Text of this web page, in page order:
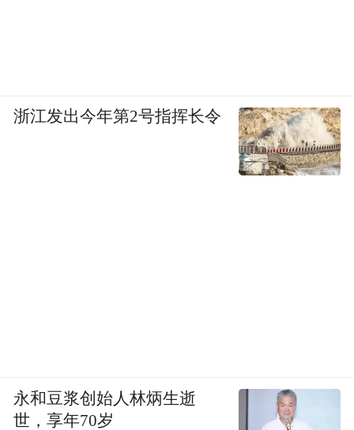
浙江发出今年第2号指挥长令
永和豆浆创始人林炳生逝
世，享年70岁